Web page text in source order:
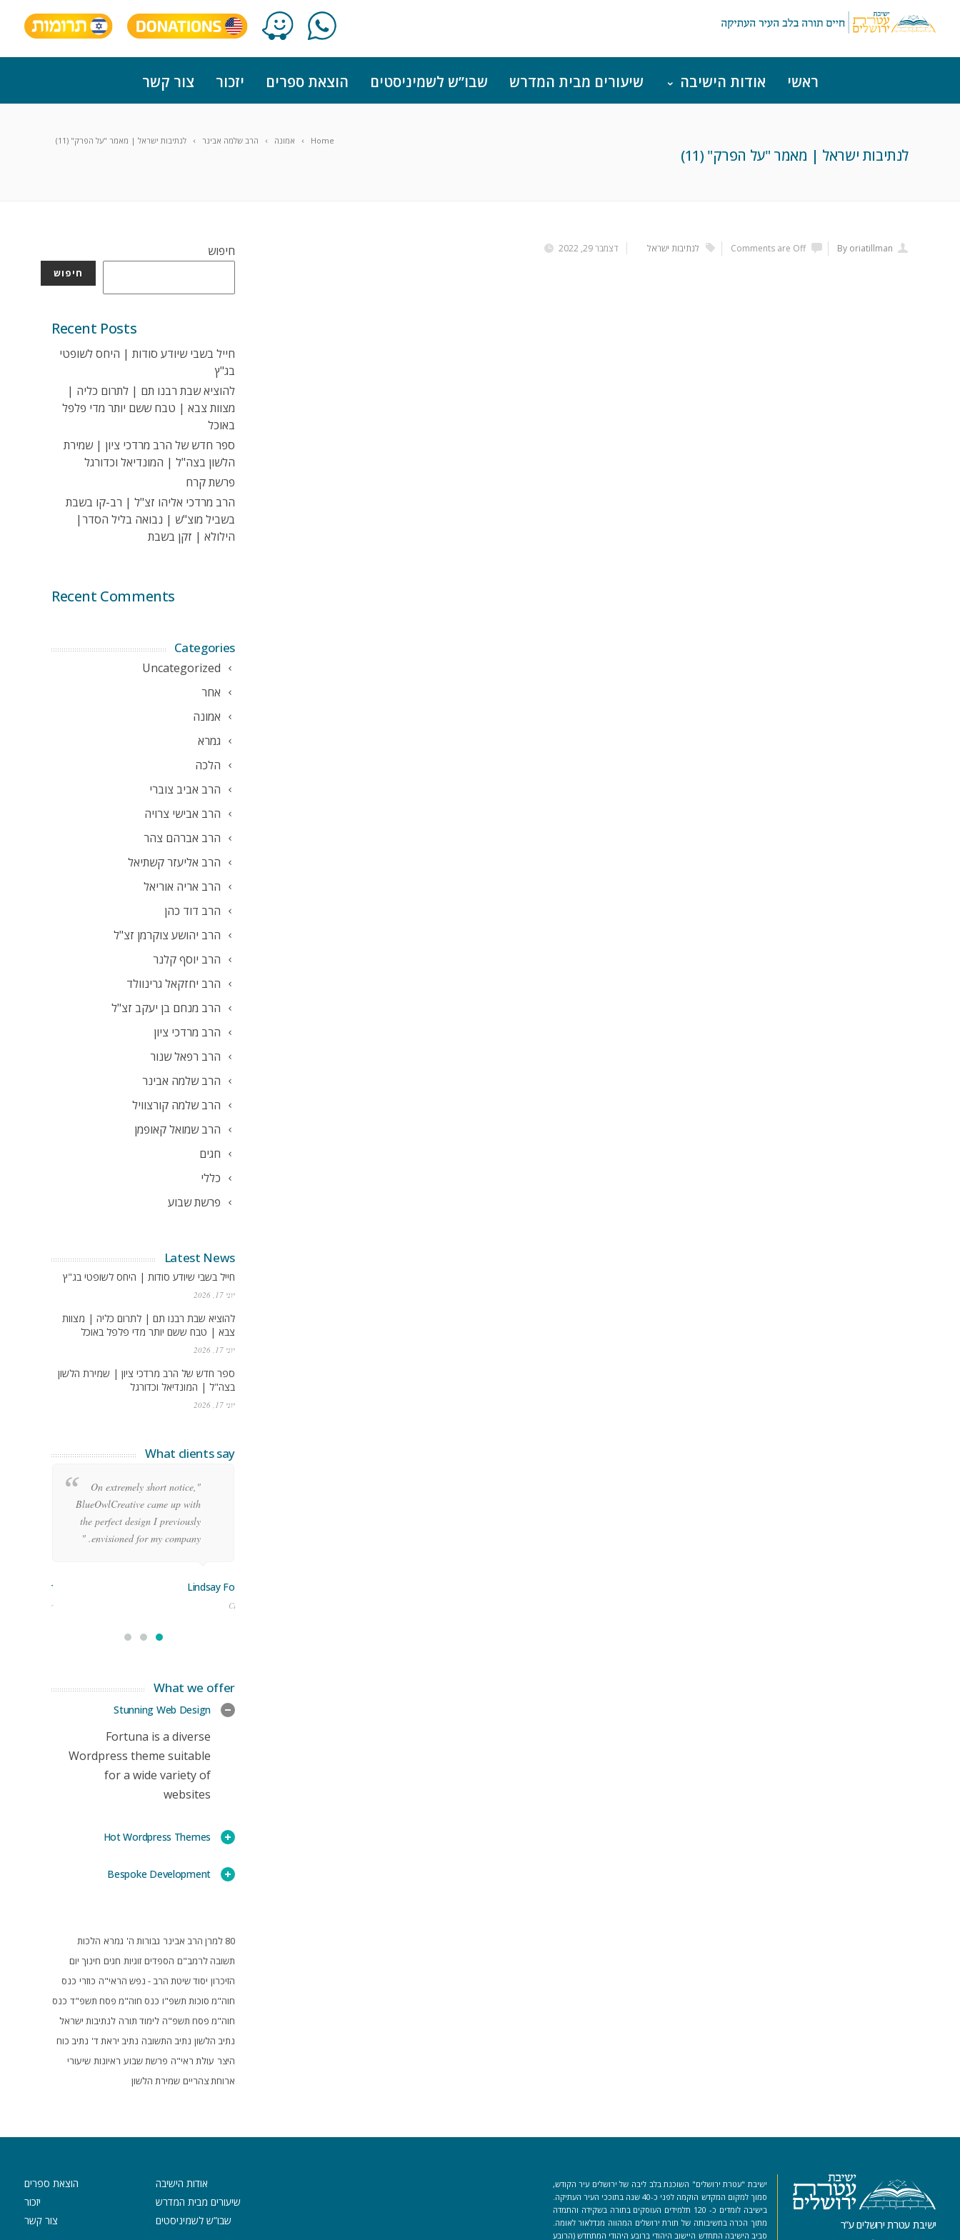
ראשי אודות הישיבה שיעורים מבית המדרש שבו”ש לשמיניסטים הוצאת ספרים יזכור צור קשר
Home אמונה הרב שלמה אבינר לנתיבות ישראל | מאמר "על הפרק" (11)
לנתיבות ישראל | מאמר "על הפרק" (11)
דצמבר 29, 2022 By oriatillman
Comments are Off לנתיבות ישראל חיפוש
חיפוש
Recent Posts
חייל בשבי שיודע סודות | היחס לשופטי
בג"ץ
להוציא שבת רבנו תם | לתרום כליה |
מצוות צבא | טבח ששם יותר מדי פלפל
באוכל
ספר חדש של הרב מרדכי ציון | שמירת
הלשון בצה"ל | המונדיאל וכדורגל
פרשת קרח
הרב מרדכי אליהו זצ"ל | רב-קו בשבת
בשביל מוצ"ש | נבואה בליל הסדר|
הילולא | זקן בשבת
Recent Comments
Categories
Uncategorized
אחר
אמונה
גמרא
הלכה
הרב אביב צוברי
הרב אבישי צרויה
הרב אברהם צהר
הרב אליעזר קשתיאל
הרב אריה אוריאל
הרב דוד כהן
הרב יהושע צוקרמן זצ"ל
הרב יוסף קלנר
הרב יחזקאל גרינוולד
הרב מנחם בן יעקב זצ"ל
הרב מרדכי ציון
הרב רפאל שנור
הרב שלמה אבינר
הרב שלמה קורצוויל
הרב שמואל קאופמן
חגים
כללי
פרשת שבוע
Latest News
חייל בשבי שיודע סודות | היחס לשופטי בג"ץ
יוני 17, 2026
להוציא שבת רבנו תם | לתרום כליה | מצוות
צבא | טבח ששם יותר מדי פלפל באוכל
יוני 17, 2026
ספר חדש של הרב מרדכי ציון | שמירת הלשון
בצה"ל | המונדיאל וכדורגל
יוני 17, 2026
What clients say
"On extremely short notice,
BlueOwlCreative came up with
the perfect design I previously
envisioned for my company. "
Lindsay Ford
CEO
Stoner
Manager
What we offer
Stunning Web Design
Fortuna is a diverse
Wordpress theme suitable
for a wide variety of
websites
Hot Wordpress Themes
Bespoke Development
80 למרן הרב אבינר גבורות ה' גמרא הלכות
תשובה לרמב"ם הספדים זוגיות חגים חינוך יום
הזיכרון יסוד שיטת הרב - נפש הראי"ה כוזרי כנס
חוה"מ סוכות תשפ"ו כנס חוה"מ פסח תשפ"ד כנס
חוה"מ פסח תשפ"ה לימוד תורה לנתיבות ישראל
נתיב הלשון נתיב התשובה נתיב יראת ד' נתיב כוח
היצר עולת ראי"ה פרשת שבוע ראיונות שיעורי
ארוחת צהריים שמירת הלשון
ישיבת עטרת ירושלים ע”ר
ישיבת "עטרת ירושלים" השוכנת בלב ליבה של ירושלים עיר הקודש,
סמוך למקום המקדש הוקמה לפני כ-40 שנה בתוככי העיר העתיקה.
בישיבה לומדים כ- 120 תלמידים העוסקים בתורה בשקידה והתמדה
מתוך הכרה בחשיבותה של תורת ירושלים המהווה מגדלאור לאומה.
סביב הישיבה התחדש היישוב היהודי ברובע היהודי המתחדש (הרובע
אודות הישיבה
שיעורים מבית המדרש
שבו”ש לשמיניסטים
הוצאת ספרים
יזכור
צור קשר